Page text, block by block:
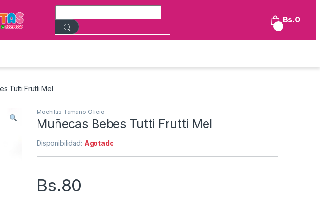
Bs.0
Tutti Frutti Mel
Mochilas Tamaño Oficio
Muñecas Bebes Tutti Frutti Mel
Disponibilidad: Agotado
Bs.80